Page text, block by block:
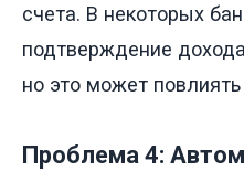
счета. В некоторых
подтверждение
но это может
Проблема 4: